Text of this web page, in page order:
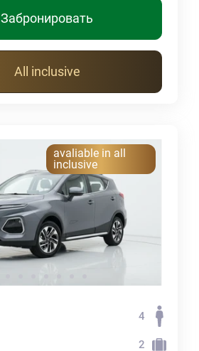
Забронировать
All inclusive
avaliable in all
inclusive
4
2